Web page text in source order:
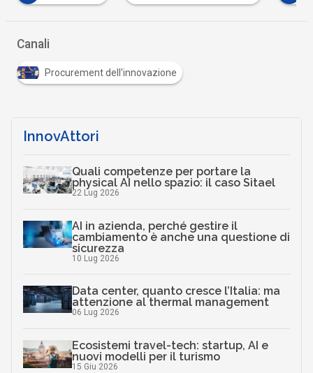
Canali
Procurement dell'innovazione
InnovAttori
Quali competenze per portare la
physical AI nello spazio: il caso Sitael
22 Lug 2026
AI in azienda, perché gestire il
cambiamento è anche una questione di
sicurezza
10 Lug 2026
Data center, quanto cresce l’Italia: ma
attenzione al thermal management
06 Lug 2026
Ecosistemi travel-tech: startup, AI e
nuovi modelli per il turismo
15 Giu 2026